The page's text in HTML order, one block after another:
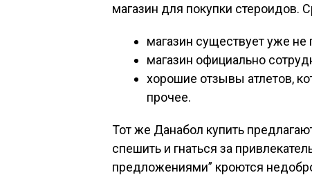
магазин для покупки стероидов.
магазин существует уже не
магазин официально
хорошие отзывы атлетов,
прочее.
Тот же Данабол купить
спешить и гнаться за
предложениями” кроются